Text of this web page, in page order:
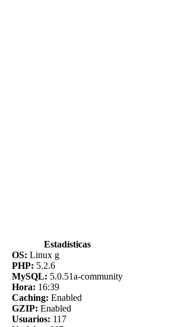
Estadísticas
OS: Linux g
PHP: 5.2.6
MySQL: 5.0.51a-community
Hora: 16:39
Caching: Enabled
GZIP: Enabled
Usuarios: 117